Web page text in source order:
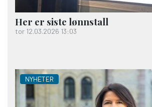
Her er siste lønnstall
tor 12.03.2026 13:03
NYHETER